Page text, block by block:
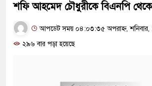
শফি আহমেদ চৌধুরীকে বিএনপি থেকে
আপডেট সময় ০৪:০৩:৩৫ অপরাহ্ন,
২৯৬ বার পড়া হয়েছে